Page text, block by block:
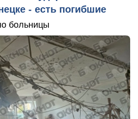
- есть погибшие
больницы